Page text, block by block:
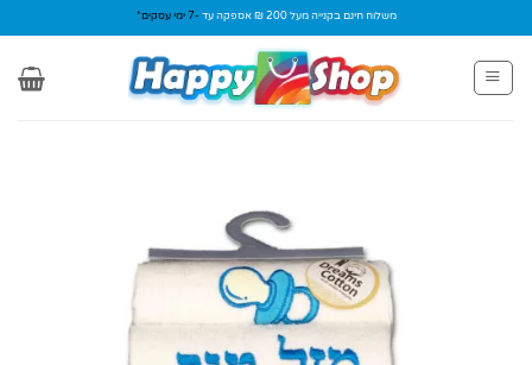
to
content
משלוח חינם בקנייה מעל 200 ₪ אספקה עד -7 ימי עסקים*